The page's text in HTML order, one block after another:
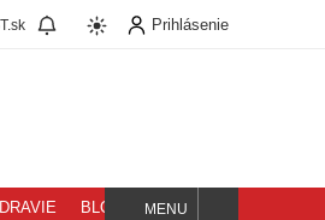
Prihlásenie
BLOG MENU